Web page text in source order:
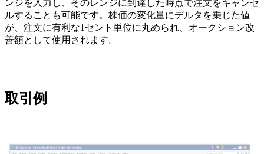
ンジを入力し、そのレンジに到達した時点で注文をキャンセ
ルすることも可能です。株価の変化量にデルタを乗じた値
が、注文に有利な1セント単位に丸められ、オークション改
善額として使用されます。
取引例